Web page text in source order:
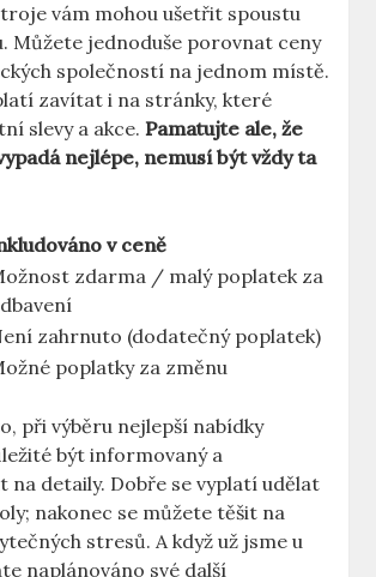
vám mohou ušetřit spoustu
Můžete jednoduše porovnat ceny
společností na jednom místě.
zavítat i na stránky, které
slevy a akce.Pamatujte ale, že
nejlépe, nemusí být vždy ta
v ceně
zdarma / malý poplatek za
zahrnuto (dodatečný poplatek)
poplatky za změnu
při výběru nejlepší nabídky
být informovaný a
na detaily. Dobře se vyplatí udělat
nakonec se můžete těšit na
stresů. A když už jsme u
naplánováno své další